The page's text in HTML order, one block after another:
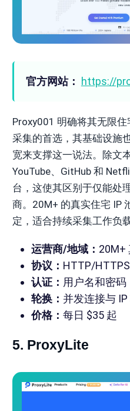
官方网站： https://
Proxy001 明确将其无限
采集的首选，其基础设施
宽来支撑这一说法。除文
YouTube、GitHub 和
台，这使其区别于仅能处
商。20M+ 的真实住宅 IP
定，适合持续采集工作负载
运营商/地域： 20M+
协议： HTTP/
认证： 用户名和密码
轮换： 并发连接与
价格： 每日 $35 起
5. ProxyLite